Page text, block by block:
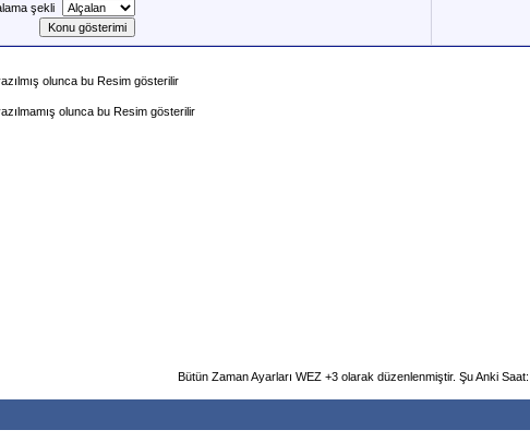
şekli
olunca bu Resim gösterilir
olunca bu Resim gösterilir
Bütün Zaman Ayarları WEZ +3 olarak düzenlenmiştir. Şu Anki Saat: